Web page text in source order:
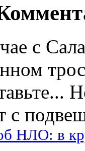
с
с
НЛО: в